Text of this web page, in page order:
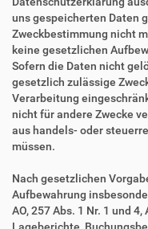
uns gespeicherten Daten
Zweckbestimmung nicht
keine gesetzlichen
Sofern die Daten nicht
gesetzlich zulässige
Verarbeitung
nicht für andere Zwecke
aus handels- oder
müssen.
Nach gesetzlichen
Aufbewahrung
AO, 257 Abs. 1 Nr. 1 und